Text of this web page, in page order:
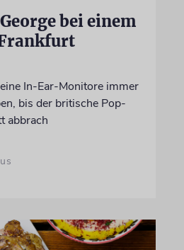
bei einem
In-Ear-Monitore immer
bis der britische Pop-
abbrach